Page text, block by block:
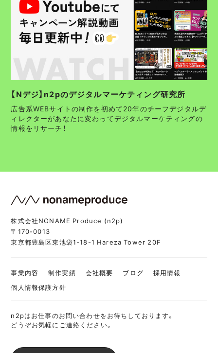
【Nデジ】n2pのデジタルマーケティング研究所
広告系WEBサイトの制作を初めて20年のチーフデジタルデ
ィレクターがあなたに変わってデジタルマーケティングの
情報をリサーチ！
株式会社NONAME Produce (n2p)
〒170-0013
東京都豊島区東池袋1-18-1 Hareza Tower 20F
事業内容 制作実績 会社概要 ブログ
採用情報
個人情報保護方針
n2pはお仕事のお問い合わせをお待ちしております。
どうぞお気軽にご連絡ください。